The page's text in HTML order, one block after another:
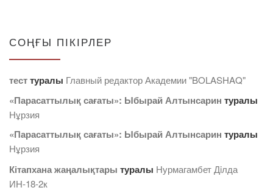
СОҢҒЫ ПІКІРЛЕР
тесттуралы Главный редактор Академии "BOLASHAQ"
«Парасаттылық сағаты»: Ыбырай Алтынсарин туралы
Нұрзия
«Парасаттылық сағаты»: Ыбырай Алтынсарин туралы
Нұрзия
Кітапхана жаңалықтары туралы Нурмагамбет Дiлда
ИН-18-2к